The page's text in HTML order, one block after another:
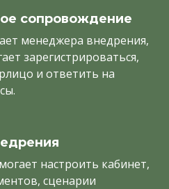
сопровождение
менеджера внедрения,
зарегистрироваться,
и ответить на
настроить кабинет,
сценарии